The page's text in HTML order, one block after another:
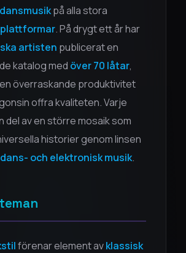
på alla stora
. På drygt ett år har
artisten publicerat en
katalog med över 70 låtar,
överraskande produktivitet
offra kvaliteten. Varje
del av en större mosaik som
historier genom linsen
dans- och elektronisk musik.
förenar element avklassisk